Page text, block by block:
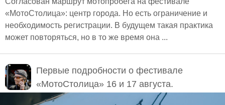
«МотоСтолица»: центр города. Но есть ограничение и
необходимость регистрации. В будущем такая практика
может повторяться, но в то же время она ...
Первые подробности о фестивале
«МотоСтолица» 16 и 17 августа.